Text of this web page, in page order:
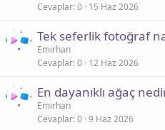
Cevaplar 0 15 Haz 2026
Tek seferlik fotoğraf
Emirhan
Cevaplar 0 12 Haz 2026
En dayanıklı ağaç
Emirhan
Cevaplar 0 9 Haz 2026